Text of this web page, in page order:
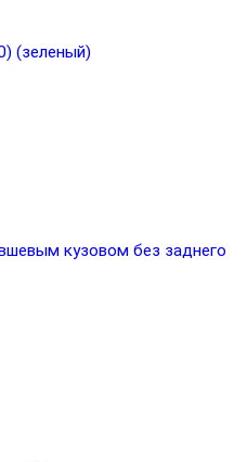
(зеленый)
кузовом без заднего